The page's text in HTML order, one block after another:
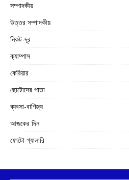
সম্পাদকীয়
উত্তর সম্পাদকীয়
নিকট-দূর
ক্যাম্পাস
কেরিয়ার
ছোটোদের পাতা
ব্যবসা-বাণিজ্য
আজকের দিন
ফোটো গ্যালারি